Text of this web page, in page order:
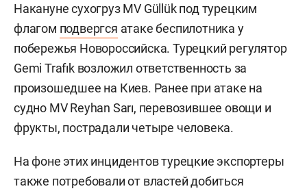
Накануне сухогруз MV Güllük под турецким
флагом подвергся атаке беспилотника у
побережья Новороссийска. Турецкий регулятор
Gemi Trafık возложил ответственность за
произошедшее на Киев. Ранее при атаке на
судно MV Reyhan Sarı, перевозившее овощи и
фрукты, пострадали четыре человека.
На фоне этих инцидентов турецкие экспортеры
также потребовали от властей добиться